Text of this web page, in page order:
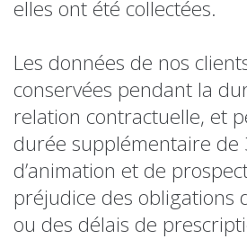
elles ont été collectées.
Les données de nos
conservées pendant la
relation contractuelle, et
durée supplémentaire de
d’animation et de
préjudice des obligations
ou des délais de